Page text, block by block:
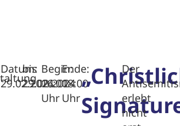
Datum:
29.02.2024
bis
29.02.2024
Begin:
16:00
Uhr
Ende:
18:00
Uhr
Der
erlebt
nicht